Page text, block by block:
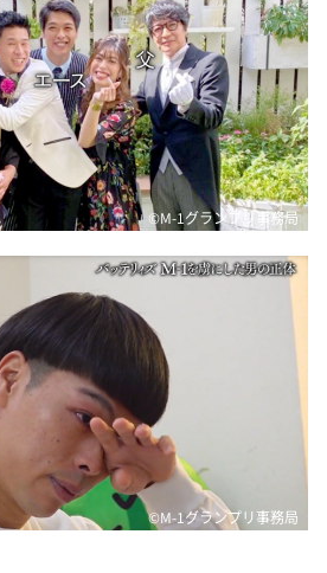
©️M-1グランプリ事務局
©️M-1グランプリ事務局